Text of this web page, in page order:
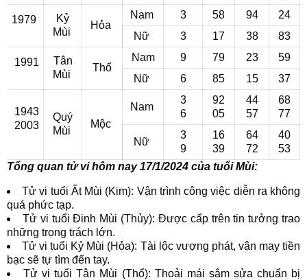
1979
Kỷ
Mùi
Hỏa
Nam 3 58 94
24
Nữ
3 17 38 83
1991
Tân
Mùi
Thổ
Nam 9 79 23
59
Nữ
6 85 15 37
1943
2003
Quý
Mùi
Mộc
Nam
3
6
92
05
44
57
68
77
Nữ
3
9
16
39
64
72
40
53
Tổng quan tử vi hôm nay 17/1/2024 của tuổi Mùi:
Tử vi tuổi Ất Mùi (Kim): Vận trình công việc diễn ra không
quá phức tạp.
Tử vi tuổi Đinh Mùi (Thủy): Được cấp trên tin tưởng trao
những trọng trách lớn.
Tử vi tuổi Kỷ Mùi (Hỏa): Tài lộc vượng phát, vận may tiền
bạc sẽ tự tìm đến tay.
Tử vi tuổi Tân Mùi (Thổ): Thoải mái sắm sửa chuẩn bị